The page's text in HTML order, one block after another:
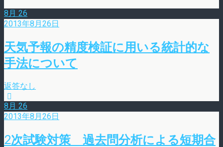
8月 26
2013年8月26日
天気予報の精度検証に用いる統計的な
手法について
返答なし
8月 26
2013年8月26日
2次試験対策 過去問分析による短期合